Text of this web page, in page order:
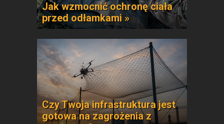
Jak wzmocnić ochronę ciała
przed odłamkami »
Czy Twoja infrastruktura jest
gotowa na zagrożenia z